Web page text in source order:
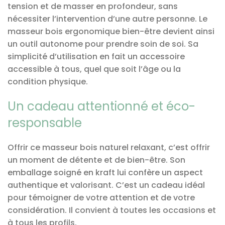
tension et de masser en profondeur, sans
nécessiter l’intervention d’une autre personne. Le
masseur bois ergonomique bien-être devient ainsi
un outil autonome pour prendre soin de soi. Sa
simplicité d’utilisation en fait un accessoire
accessible à tous, quel que soit l’âge ou la
condition physique.
Un cadeau attentionné et éco-
responsable
Offrir ce masseur bois naturel relaxant, c’est offrir
un moment de détente et de bien-être. Son
emballage soigné en kraft lui confère un aspect
authentique et valorisant. C’est un cadeau idéal
pour témoigner de votre attention et de votre
considération. Il convient à toutes les occasions et